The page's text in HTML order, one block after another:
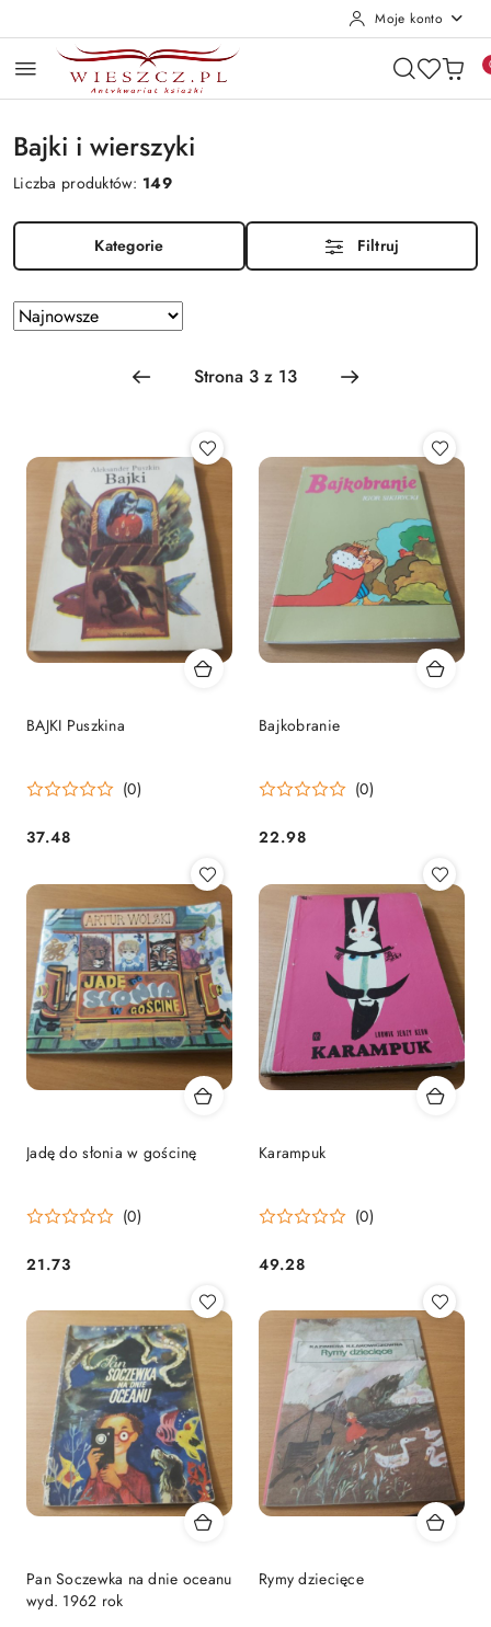
Moje konto
Bajki i wierszyki
Liczba produktów: 149
Kategorie Filtruj
Zastosowano
sortowanie:
Sortuj
według
BAJKI Puszkina
(0)
Cena:
37.48
Bajkobranie
(0)
Cena:
22.98
Jadę do słonia w gościnę
(0)
Cena:
21.73
Karampuk
(0)
Cena:
49.28
Pan Soczewka na dnie oceanu
wyd. 1962 rok
Rymy dziecięce